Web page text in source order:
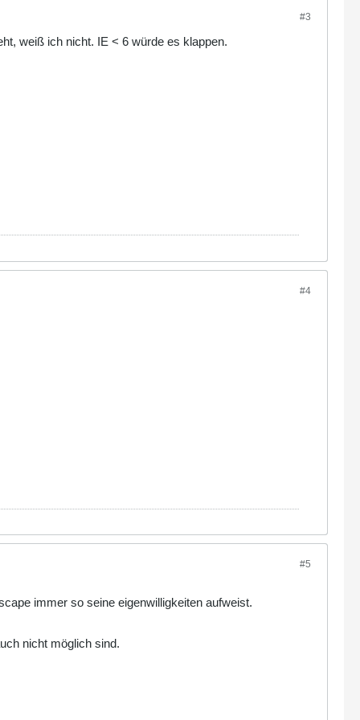
#3
weiß ich nicht. IE < 6 würde es klappen.
#4
#5
immer so seine eigenwilligkeiten aufweist.
nicht möglich sind.